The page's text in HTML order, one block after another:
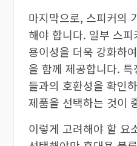
마지막으로, 스피커의
해야 합니다. 일부 스
용이성을 더욱 강화하
을 함께 제공합니다.
들과의 호환성을 확인
제품을 선택하는 것이
이렇게 고려해야 할 요